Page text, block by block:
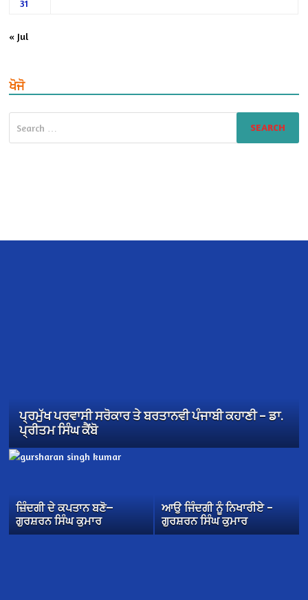
31
« Jul
ਖੋਜੋ
for:
ਪ੍ਰਮੁੱਖ ਪਰਵਾਸੀ ਸਰੋਕਾਰ ਤੇ ਬਰਤਾਨਵੀ ਪੰਜਾਬੀ ਕਹਾਣੀ – ਡਾ.
ਪ੍ਰੀਤਮ ਸਿੰਘ ਕੈਂਬੋ
ਜ਼ਿੰਦਗੀ ਦੇ ਕਪਤਾਨ ਬਣੋ—
ਗੁਰਸ਼ਰਨ ਸਿੰਘ ਕੁਮਾਰ
ਆਉ ਜਿੰਦਗੀ ਨੂੰ ਨਿਖਾਰੀਏ –
ਗੁਰਸ਼ਰਨ ਸਿੰਘ ਕੁਮਾਰ